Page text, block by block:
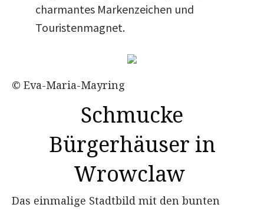
charmantes Markenzeichen und
Touristenmagnet.
© Eva-Maria-Mayring
Schmucke
Bürgerhäuser in
Wrowclaw ​
Das einmalige Stadtbild mit den bunten